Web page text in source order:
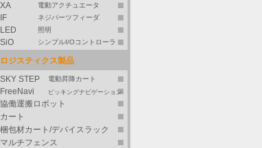
XA
電動アクチュエータ
IF ネジパーツフィーダ
LED 照明
SiO シンプルI/Oコントローラ
ロジスティクス製品
SKY STEP
電動昇降カート
FreeNavi ピッキングナビゲーション
協働運搬ロボット
カート
梱包材カート/デバイスラック
マルチフェンス